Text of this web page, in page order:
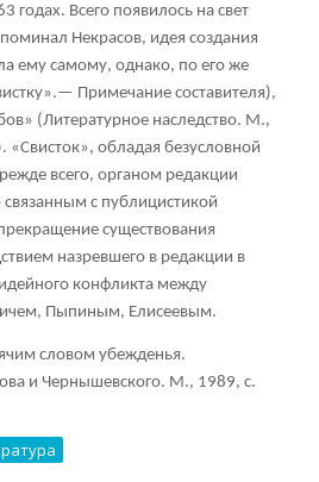
годах. Всего появилось на свет
Некрасов, идея создания
ему самому, однако, по его же
Примечание составителя),
(Литературное наследство. М.,
обладая безусловной
всего, органом редакции
с публицистикой
существования
назревшего в редакции в
конфликта между
Пыпиным, Елисеевым.
словом убежденья.
и Чернышевского. М., 1989, с.